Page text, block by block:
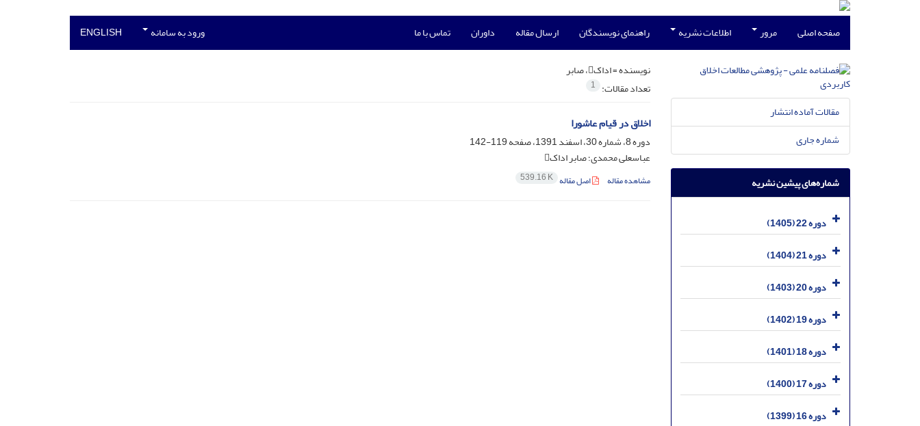
صفحه اصلی مرور اطلاعات نشریه راهنمای نویسندگان ارسال مقاله داوران تماس با ما ورود به سامانه ENGLISH
نویسنده =اداک، صابر
تعداد مقالات: 1
اخلاق در قیام عاشورا
دوره 8، شماره 30، اسفند 1391، صفحه
119-142
عباسعلی محمدی؛ صابر اداک
مشاهده مقاله اصل مقاله 539.16 K
مقالات آماده انتشار
شماره جاری
شماره‌های پیشین نشریه
دوره 22 (1405)
دوره 21 (1404)
دوره 20 (1403)
دوره 19 (1402)
دوره 18 (1401)
دوره 17 (1400)
دوره 16 (1399)